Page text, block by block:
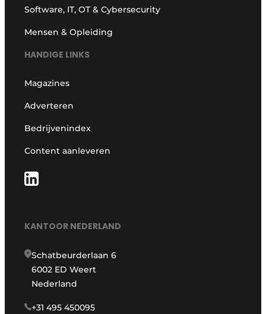
Software, IT, OT & Cybersecurity
Mensen & Opleiding
HANDIGE LINKS
Magazines
Adverteren
Bedrijvenindex
Content aanleveren
KANTOOR NEDERLAND
Schatbeurderlaan 6
6002 ED Weert
Nederland
+31 495 450095